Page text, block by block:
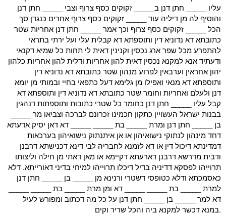
עליו _____ חתן דנן ב_____ זקוקים כסף צרוף וצבי _____ חתן דנן
והוסיף לה מן דיליה עוד _____ זקוקים כסף צרוף אחרים כנגדן סך
הכל _____ זקוקים כסף צרוף וכך אמר _____ חתן דנן אחריות שטר
כתובתא דא נדוניא דין ותוספתא דא קבלית עלי ועל ירתי בתראי
להתפרע מכל שפר ארג נכסין וקנינין דאית לי תחות כל שמיא דקנאי
ודעתיד אנא למקנא נכסין דאית להון אחריות ודלית להון אחריות כלהון
יהון אחראין וערבאין לפרוע מנהון שטר כתובתא דא נדוניא דין
ותוספתא דא מנאי ואפילו מן גלימא דעל כתפאי בחיי ובמותי מן יומא
דנן ולעלם ואחריות וחומר שטר כתובתא דא נדוניא דין ותוספתא דא
קבל עליו _____ חתן דנן כחומר כל שטרי כתובות ותוספתות דנהגין
בבנות ישראל העשויין כתקון חכמינו זכרונם לברכה וצביאו מר _____
בן _____ חתן דנן ומרת _____ בת _____ _____ דא דאן יסיק אדעתא
דחד מינהון לנתוקי נישואיהון או אן איתנתוק נישואיהון בערכאות
דמדינתא דיכול דין או דא לזמנא לחבריה לבי דינא דכנישתא דרבנן
ודבית מדרשא דרבנן דארעתא דקיימא או מאן דאתי מן חילה וליצותו
תרוייהו לפסקא דדיניה בדיל דיכלו תרוייהו למיחי בדיני דאורייתא. דלא
כאסמכתא ודלא כטופסי דשטרי ורנינא מן _____ בן _____ חתן דנן
למרת _____ בת _____ _____ דא ומן מרת _____ בת _____ _____
דא למר _____ בן _____ חתן דנן על כל מה דכתוב ומפורש לעיל
במנא דכשר למקנא ביה והכל שריר וקים.